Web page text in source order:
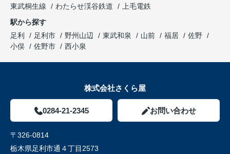
東武桐生線
わたらせ渓谷鉄道
上毛電鉄
駅から探す
足利
足利市 野州山辺 東武和泉 山前 福居
佐野
小俣
佐野市 西小泉
株式会社さくら屋
0284-21-2345 お問い合わせ
〒326-0814
栃木県足利市通４丁目2573